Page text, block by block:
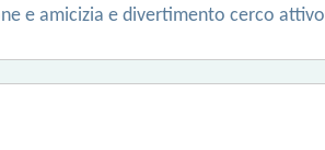
e amicizia e divertimento cerco attivo